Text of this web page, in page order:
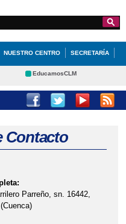
de
site
NUESTRO CENTRO SECRETARÍA
EDUCACIÓN INFÓRMATE
DEPARTAMENTOS
EducamosCLM
Educación Cultura
Contacto
Contacto
Parreño, sn. 16442,